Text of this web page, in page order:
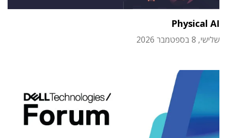
Physical AI
שלישי, 8 בספטמבר 2026